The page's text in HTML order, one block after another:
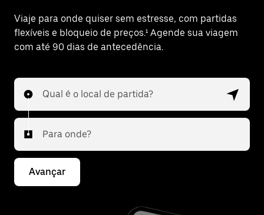
Viaje para onde quiser sem estresse, com partidas
flexíveis e bloqueio de preços.¹ Agende sua viagem
com até 90 dias de antecedência.
Qual é o local de partida?
Para onde?
Avançar